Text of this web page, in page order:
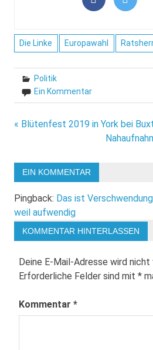
Die Linke Europawahl
Politik
Ein Kommentar
Beitragsnavigation
« Blütenfest 2019 in York bei
EIN KOMMENTAR
Pingback: Das ist
weil aufwendig
KOMMENTAR HINTERLASSEN
Deine E-Mail-Adresse wird
Erforderliche Felder sind mit *
Kommentar *